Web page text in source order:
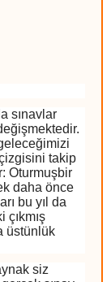
sınavlar
takip
Oturmuşbir
daha önce
bu yıl da
üstünlük
siz